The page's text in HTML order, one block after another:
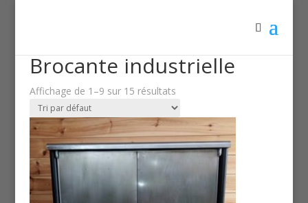
Brocante industrielle
Affichage de 1–9 sur 15 résultats